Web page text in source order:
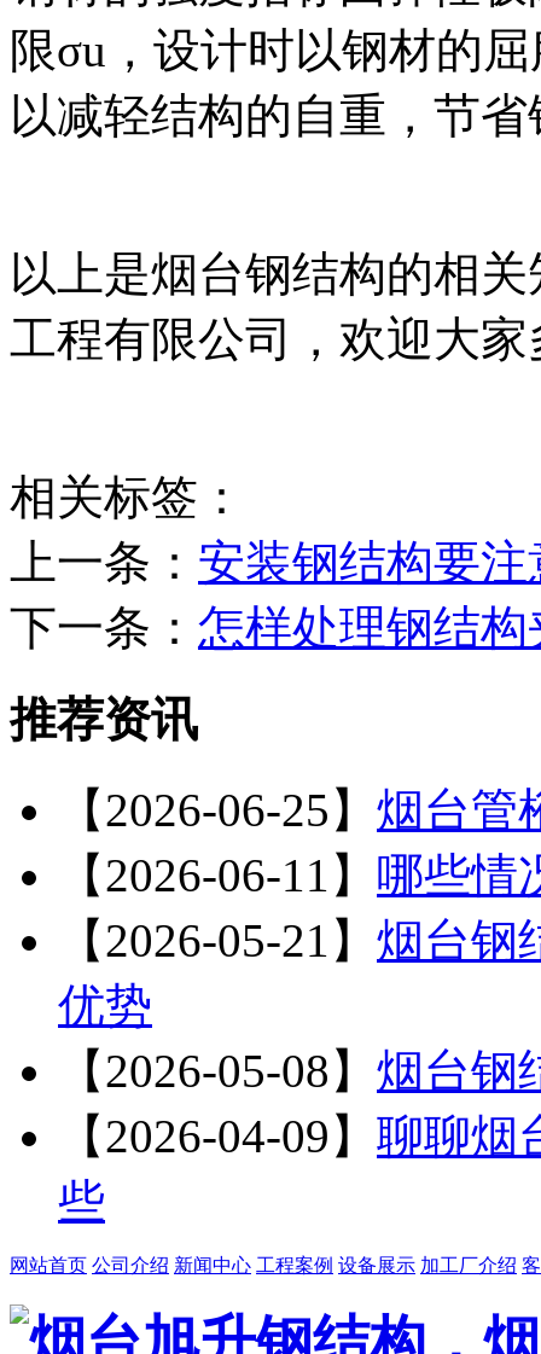
限σu，设计时以钢材的
以减轻结构的自重，节
以上是烟台钢结构的相
工程有限公司，欢迎大
相关标签：
上一条： 安装钢结构要
下一条： 怎样处理钢结构
推荐资讯
【2026-06-25】 烟台管
【2026-06-11】 哪些情
【2026-05-21】 烟台钢
优势
【2026-05-08】 烟台钢
【2026-04-09】 聊聊烟
些
网站首页 公司介绍 新闻中心 工程案例 设备展示 加工厂介绍